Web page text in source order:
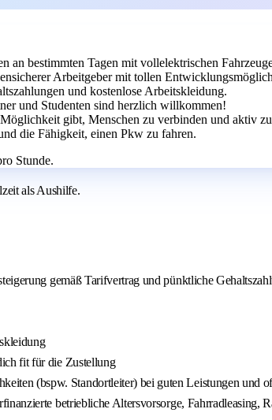
an bestimmten Tagen mit vollelektrischen
Arbeitgeber mit tollen
und kostenlose Arbeitskleidung.
und Studenten sind herzlich willkommen!
gibt, Menschen zu verbinden und aktiv
die Fähigkeit, einen Pkw zu fahren.
Stunde.
als Aushilfe.
gemäß Tarifvertrag und pünktliche
fit für die Zustellung
(bspw. Standortleiter) bei guten Leistungen und
betriebliche Altersvorsorge, Fahrradleasing,